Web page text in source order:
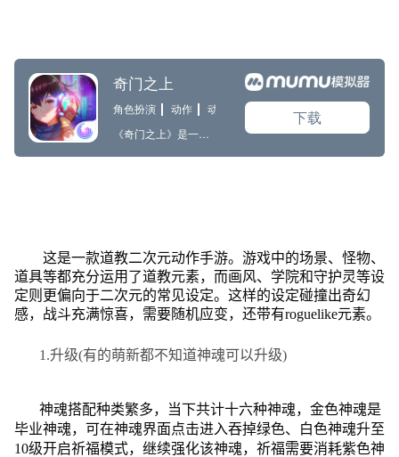
这是一款道教二次元动作手游。游戏中的场景、怪物、
道具等都充分运用了道教元素，而画风、学院和守护灵等设
定则更偏向于二次元的常见设定。这样的设定碰撞出奇幻
感，战斗充满惊喜，需要随机应变，还带有roguelike元素。
1.升级(有的萌新都不知道神魂可以升级)
神魂搭配种类繁多，当下共计十六种神魂，金色神魂是
毕业神魂，可在神魂界面点击进入吞掉绿色、白色神魂升至
10级开启祈福模式，继续强化该神魂，祈福需要消耗紫色神